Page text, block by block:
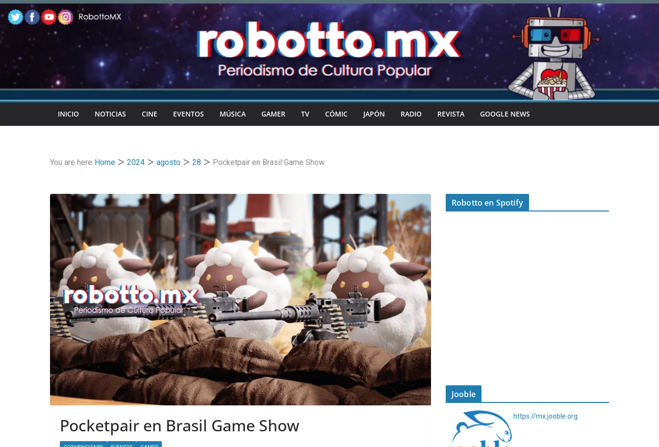
Skip
to
content
INICIO NOTICIAS CINE EVENTOS MÚSICA GAMER TV CÓMIC JAPÓN RADIO REVISTA GOOGLE NEWS
You are here: Home 2024 agosto 28 Pocketpair en Brasil Game Show
Pocketpair en Brasil Game Show
Robotto en Spotify
Jooble
https://mx.jooble.org